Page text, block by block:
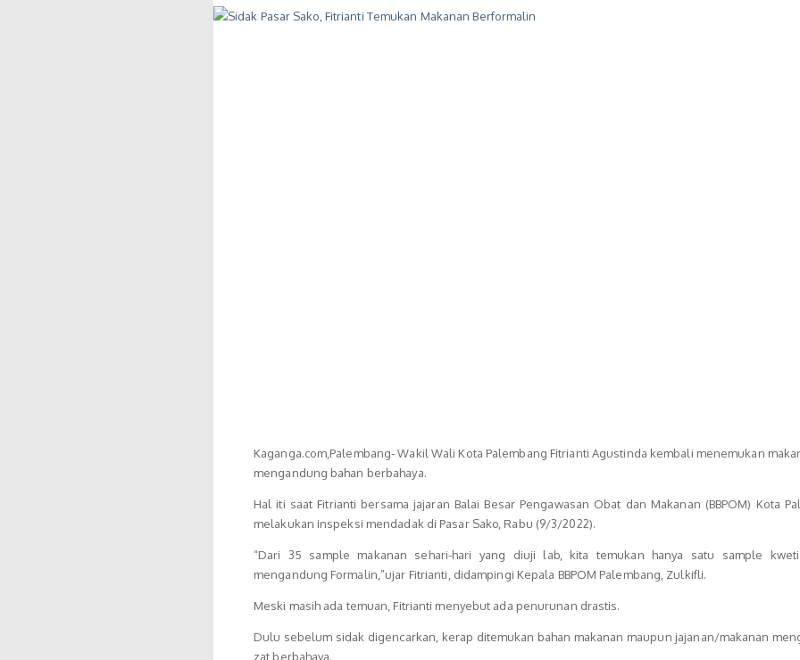
Kaganga.com,Palembang- Wakil Wali Kota Palembang Fitrianti Agustinda kembali menemukan
mengandung bahan berbahaya.
Hal iti saat Fitrianti bersama jajaran Balai Besar Pengawasan Obat dan Makanan (BBPOM) Kota
melakukan inspeksi mendadak di Pasar Sako, Rabu (9/3/2022).
“Dari 35 sample makanan sehari-hari yang diuji lab, kita temukan hanya satu sample
mengandung Formalin,”ujar Fitrianti, didampingi Kepala BBPOM Palembang, Zulkifli.
Meski masih ada temuan, Fitrianti menyebut ada penurunan drastis.
Dulu sebelum sidak digencarkan, kerap ditemukan bahan makanan maupun jajanan/makanan
zat berbahaya.